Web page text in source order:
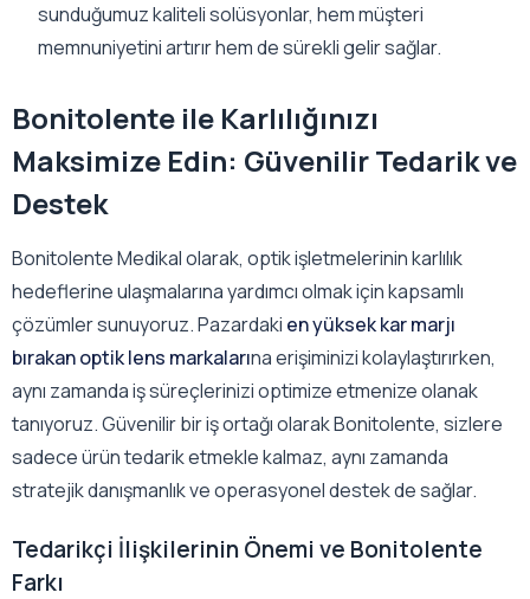
sunduğumuz kaliteli solüsyonlar, hem müşteri
memnuniyetini artırır hem de sürekli gelir sağlar.
Bonitolente ile Karlılığınızı
Maksimize Edin: Güvenilir Tedarik ve
Destek
Bonitolente Medikal olarak, optik işletmelerinin karlılık
hedeflerine ulaşmalarına yardımcı olmak için kapsamlı
çözümler sunuyoruz. Pazardaki en yüksek kar marjı
bırakan optik lens markalarına erişiminizi kolaylaştırırken,
aynı zamanda iş süreçlerinizi optimize etmenize olanak
tanıyoruz. Güvenilir bir iş ortağı olarak Bonitolente, sizlere
sadece ürün tedarik etmekle kalmaz, aynı zamanda
stratejik danışmanlık ve operasyonel destek de sağlar.
Tedarikçi İlişkilerinin Önemi ve Bonitolente
Farkı